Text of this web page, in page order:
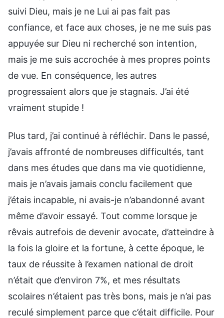
suivi Dieu, mais je ne Lui ai pas fait pas
confiance, et face aux choses, je ne me suis pas
appuyée sur Dieu ni recherché son intention,
mais je me suis accrochée à mes propres points
de vue. En conséquence, les autres
progressaient alors que je stagnais. J’ai été
vraiment stupide !
Plus tard, j’ai continué à réfléchir. Dans le passé,
j’avais affronté de nombreuses difficultés, tant
dans mes études que dans ma vie quotidienne,
mais je n’avais jamais conclu facilement que
j’étais incapable, ni avais-je n’abandonné avant
même d’avoir essayé. Tout comme lorsque je
rêvais autrefois de devenir avocate, d’atteindre à
la fois la gloire et la fortune, à cette époque, le
taux de réussite à l’examen national de droit
n’était que d’environ 7%, et mes résultats
scolaires n’étaient pas très bons, mais je n’ai pas
reculé simplement parce que c’était difficile. Pour